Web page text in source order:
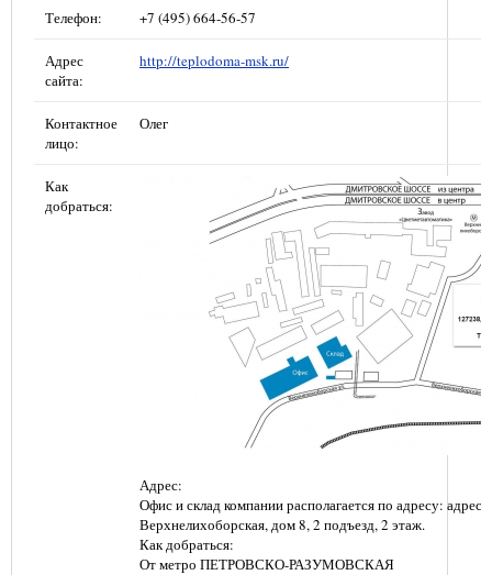
Телефон: +7 (495) 664-56-57
Адрес
сайта:
http://teplodoma-msk.ru/
Контактное
лицо:
Олег
Как
добраться:
Адрес:
Офис и склад компании располагается по адресу: адрес:
Верхнелихоборская, дом 8, 2 подъезд, 2 этаж.
Как добраться:
От метро ПЕТРОВСКО-РАЗУМОВСКАЯ